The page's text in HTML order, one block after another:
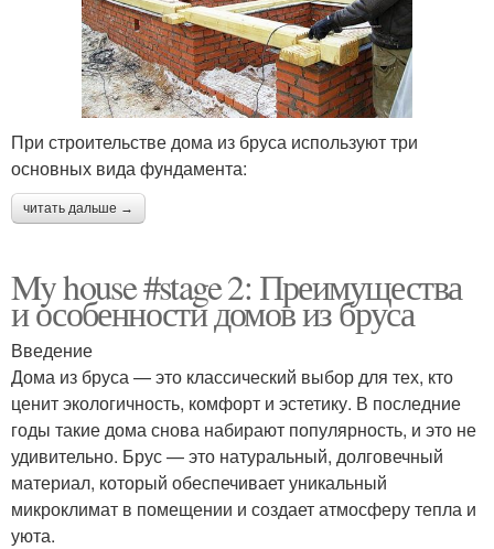
При строительстве дома из бруса используют три
основных вида фундамента:
читать дальше →
My house #stage 2: Преимущества
и особенности домов из бруса
Введение
Дома из бруса — это классический выбор для тех, кто
ценит экологичность, комфорт и эстетику. В последние
годы такие дома снова набирают популярность, и это не
удивительно. Брус — это натуральный, долговечный
материал, который обеспечивает уникальный
микроклимат в помещении и создает атмосферу тепла и
уюта.